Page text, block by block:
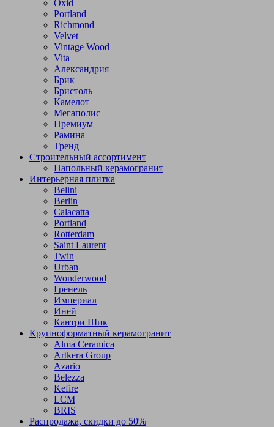
Oxid
Portland
Richmond
Velvet
Vintage Wood
Vita
Александрия
Брик
Бристоль
Камелот
Мегаполис
Премиум
Рамина
Тренд
Строительный ассортимент
Напольный керамогранит
Интерьерная плитка
Belini
Berlin
Calacatta
Portland
Rotterdam
Saint Laurent
Twin
Urban
Wonderwood
Гренель
Империал
Иней
Кантри Шик
Крупноформатный керамогранит
Alma Ceramica
Artkera Group
Azario
Belezza
Kefire
LCM
BRIS
Распродажа, скидки до 50%